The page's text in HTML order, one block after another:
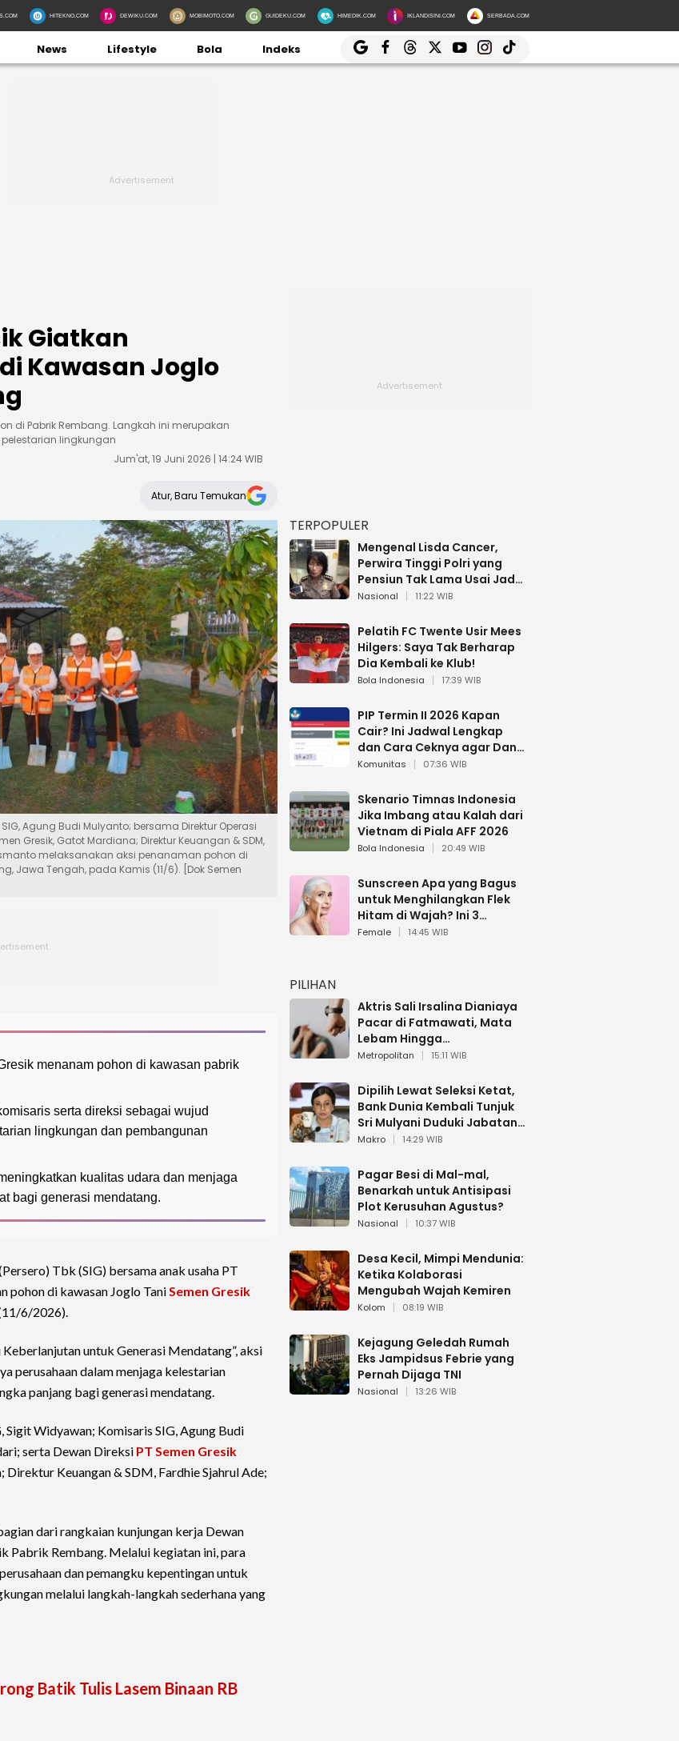
HITEKNO.COM DEWIKU.COM MOBIMOTO.COM GUIDEKU.COM HIMEDIK.COM IKLANDISINI.COM SERBADA.COM
News Lifestyle Bola Indeks
Giatkan
Kawasan Joglo
di Pabrik Rembang. Langkah ini merupakan
lingkungan
Jum'at, 19 Juni 2026 | 14:24 WIB
Atur, Baru Temukan
Agung Budi Mulyanto; bersama Direktur Operasi
Gresik, Gatot Mardiana; Direktur Keuangan & SDM,
melaksanakan aksi penanaman pohon di
Jawa Tengah, pada Kamis (11/6). [Dok Semen
menanam pohon di kawasan pabrik
serta direksi sebagai wujud
lingkungan dan pembangunan
kualitas udara dan menjaga
bagi generasi mendatang.
Tbk (SIG) bersama anak usaha PT
pohon di kawasan Joglo TaniSemen Gresik
6/2026).
untuk Generasi Mendatang”, aksi
perusahaan dalam menjaga kelestarian
panjang bagi generasi mendatang.
Widyawan; Komisaris SIG, Agung Budi
serta Dewan Direksi PT Semen Gresik
Keuangan & SDM, Fardhie Sjahrul Ade;
dari rangkaian kunjungan kerja Dewan
Pabrik Rembang. Melalui kegiatan ini, para
dan pemangku kepentingan untuk
melalui langkah-langkah sederhana yang
Batik Tulis Lasem Binaan RB
TERPOPULER
Mengenal Lisda Cancer,
Perwira Tinggi Polri yang
Pensiun Tak Lama Usai Jadi
Brigjen
Nasional 11:22 WIB
Pelatih FC Twente Usir Mees
Hilgers: Saya Tak Berharap
Dia Kembali ke Klub!
Bola Indonesia 17:39 WIB
PIP Termin II 2026 Kapan
Cair? Ini Jadwal Lengkap
dan Cara Ceknya agar Dana
Tidak Hangus!
Komunitas 07:36 WIB
Skenario Timnas Indonesia
Jika Imbang atau Kalah dari
Vietnam di Piala AFF 2026
Bola Indonesia 20:49 WIB
Sunscreen Apa yang Bagus
untuk Menghilangkan Flek
Hitam di Wajah? Ini 3
Rekomendasi sesuai Review
Female 14:45 WIB
PILIHAN
Aktris Sali Irsalina Dianiaya
Pacar di Fatmawati, Mata
Lebam Hingga
Diselamatkan Polantas
Metropolitan 15:11 WIB
Dipilih Lewat Seleksi Ketat,
Bank Dunia Kembali Tunjuk
Sri Mulyani Duduki Jabatan
Strategis
Makro 14:29 WIB
Pagar Besi di Mal-mal,
Benarkah untuk Antisipasi
Plot Kerusuhan Agustus?
Nasional 10:37 WIB
Desa Kecil, Mimpi Mendunia:
Ketika Kolaborasi
Mengubah Wajah Kemiren
Kolom 08:19 WIB
Kejagung Geledah Rumah
Eks Jampidsus Febrie yang
Pernah Dijaga TNI
Nasional 13:26 WIB